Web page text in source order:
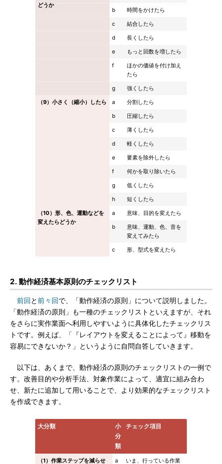
どうか
b
時間をかけたら
c
結合したら
d
長くしたら
e
もっと回数を増したら
f
ほかの価値を付け加え
たら
g
強くしたら
（9）小さく（縮小）したら
a
分割したら
b
圧縮したら
c
薄くしたら
d
軽くしたら
e
要素を除外したら
f
何かを取り除いたら
g
低くしたら
h
短くしたら
（10）形、色、運動などを
変えたらどうか
a
意味、目的を変えたら
b
意味、運動、色、音を
変えてみたら
c
形、型式を変えたら
2. 動作経済基本原則のチェックリスト
前回 と前々回で、「動作経済の原則」について説明しました。
「動作経済の原則」も一種のチェックリストといえますが、それ
をさらに実作業面へ利用しやすいように具体化したチェックリス
トです。例えば、「『レイアウトを変えることによって』移動を
容易にできないか？」というように自問自答していきます。
以下は、あくまで、動作経済の原則のチェックリストの一例で
す。改善目的や分析手法、対象作業によって、適宜に組み合わ
せ、新たに追加して用いることで、より効果的なチェックリスト
を作成できます。
大分類
小
分
類
チェック項目
（1）作業ステップを減らせ
a
いま、行っている作業